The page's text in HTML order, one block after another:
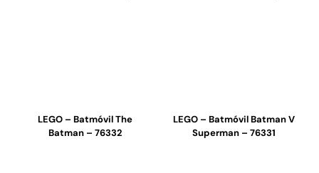
LEGO – Batmóvil The
Batman – 76332
LEGO – Batmóvil Batman V
Superman – 76331